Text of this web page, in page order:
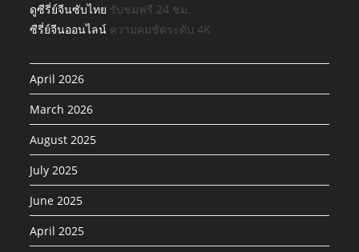
ดูซีรี่ย์จีนซับไทย รับชมฟรี 24 ชม.
ซีรี่ย์จีนออนไลน์ ความคมชัดระดับ 4K
April 2026
March 2026
August 2025
July 2025
June 2025
April 2025